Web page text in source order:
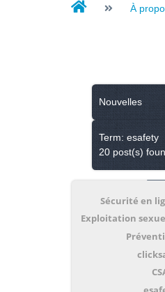
À
Nouvelles
Term: esafety
20 post(s)
à
Sécurité en
Exploitation